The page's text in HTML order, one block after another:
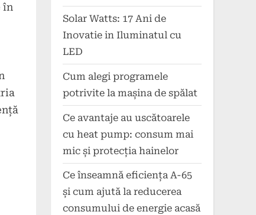
în
Solar Watts: 17 Ani de
Inovatie in Iluminatul cu
LED
Cum alegi programele
potrivite la mașina de spălat
Ce avantaje au uscătoarele
cu heat pump: consum mai
mic și protecția hainelor
Ce înseamnă eficiența A-65
și cum ajută la reducerea
consumului de energie acasă